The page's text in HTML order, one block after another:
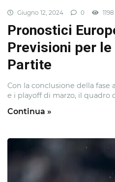
Giugno 12, 2024 0 1198
Pronostici
Previsioni per
Partite
Con la conclusione della
e i playoff di marzo, il quadro
Continua »